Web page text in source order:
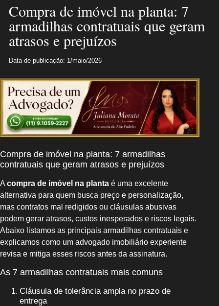
Compra de imóvel na planta: 7
armadilhas contratuais que geram
atrasos e prejuízos
Data de publicação: 1/maio/2026
Compra de imóvel na planta: 7 armadilhas
contratuais que geram atrasos e prejuízos
A compra de imóvel na planta é uma excelente
alternativa para quem busca preço e personalização,
mas contratos mal redigidos ou cláusulas abusivas
podem gerar atrasos, custos inesperados e riscos legais.
Abaixo listamos as principais armadilhas contratuais e
explicamos como um advogado imobiliário experiente
revisa e mitiga esses riscos antes da assinatura.
As 7 armadilhas contratuais mais comuns
Cláusula de tolerância ampla no prazo de
entrega